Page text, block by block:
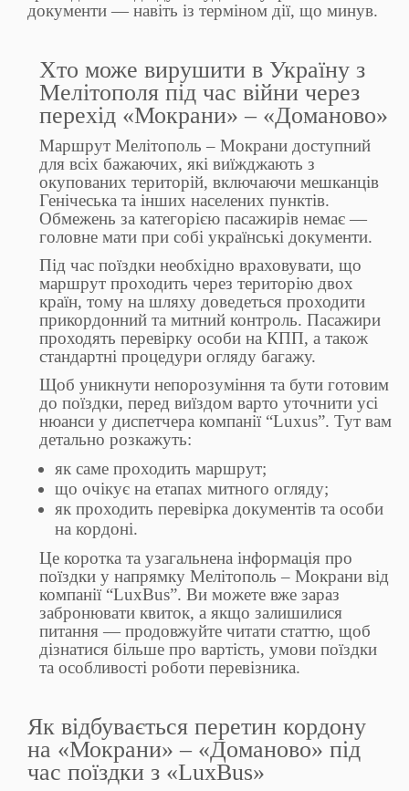
документи — навіть із терміном дії, що минув.
Хто може вирушити в Україну з
Мелітополя під час війни через
перехід «Мокрани» – «Доманово»
Маршрут Мелітополь – Мокрани доступний
для всіх бажаючих, які виїжджають з
окупованих територій, включаючи мешканців
Генічеська та інших населених пунктів.
Обмежень за категорією пасажирів немає —
головне мати при собі українські документи.
Під час поїздки необхідно враховувати, що
маршрут проходить через територію двох
країн, тому на шляху доведеться проходити
прикордонний та митний контроль. Пасажири
проходять перевірку особи на КПП, а також
стандартні процедури огляду багажу.
Щоб уникнути непорозуміння та бути готовим
до поїздки, перед виїздом варто уточнити усі
нюанси у диспетчера компанії “Luxus”. Тут вам
детально розкажуть:
як саме проходить маршрут;
що очікує на етапах митного огляду;
як проходить перевірка документів та особи
на кордоні.
Це коротка та узагальнена інформація про
поїздки у напрямку Мелітополь – Мокрани від
компанії “LuxBus”. Ви можете вже зараз
забронювати квиток, а якщо залишилися
питання — продовжуйте читати статтю, щоб
дізнатися більше про вартість, умови поїздки
та особливості роботи перевізника.
Як відбувається перетин кордону
на «Мокрани» – «Доманово» під
час поїздки з «LuxBus»